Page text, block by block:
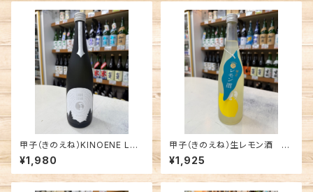
甲子（きのえね）KINOENE LO
DESTAR 純米吟醸 720ml
¥1,980
甲子（きのえね）生レモン酒 72
0ml
¥1,925